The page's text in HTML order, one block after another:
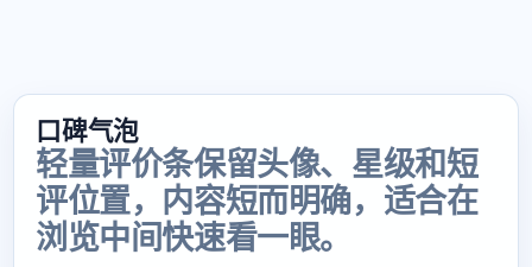
口碑气泡
轻量评价条保留头像、星级和短
评位置，内容短而明确，适合在
浏览中间快速看一眼。